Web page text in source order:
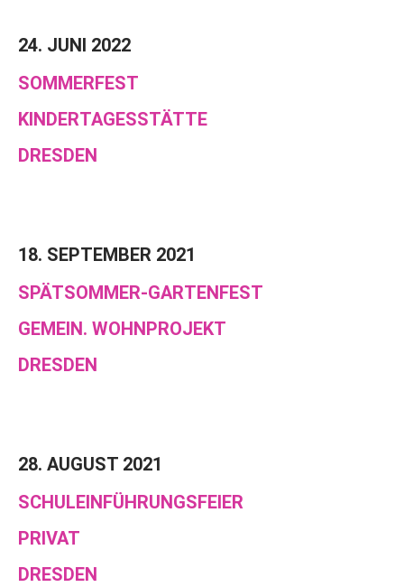
24. JUNI 2022
SOMMERFEST
KINDERTAGESSTÄTTE
DRESDEN
18. SEPTEMBER 2021
SPÄTSOMMER-GARTENFEST
GEMEIN. WOHNPROJEKT
DRESDEN
28. AUGUST 2021
SCHULEINFÜHRUNGSFEIER
PRIVAT
DRESDEN